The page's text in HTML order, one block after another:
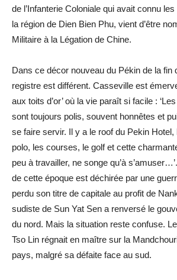
de l’Infanterie Coloniale qui avait connu
la région de Dien Bien Phu, vient d’être
Militaire à la Légation de Chine.
Dans ce décor nouveau du Pékin de la fin
registre est différent. Casseville est
aux toits d’or’ où la vie paraît si facile :
sont toujours polis, souvent honnêtes et
se faire servir. Il y a le roof du Pekin Hotel,
polo, les courses, le golf et cette
peu à travailler, ne songe qu’à
de cette époque est déchirée par une
perdu son titre de capitale au profit de
sudiste de Sun Yat Sen a renversé le
du nord. Mais la situation reste confuse.
Tso Lin régnait en maître sur la
pays, malgré sa défaite face au sud.